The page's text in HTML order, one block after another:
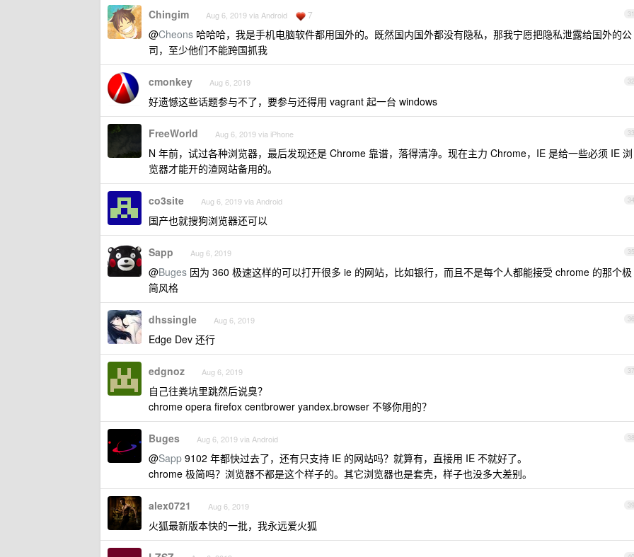
31
Chingim Aug 6, 2019 via Android 7
@Cheons 哈哈哈，我是手机电脑软件都用国外的。既然国内国外都没有隐私，那我宁愿把隐私泄露给国外的公
司，至少他们不能跨国抓我
32
cmonkey Aug 6, 2019
好遗憾这些话题参与不了，要参与还得用 vagrant 起一台 windows
33
FreeWorld Aug 6, 2019 via iPhone
N 年前，试过各种浏览器，最后发现还是 Chrome 靠谱，落得清净。现在主力 Chrome，IE 是给一些必须 IE 浏
览器才能开的渣网站备用的。
34
co3site Aug 6, 2019 via Android
国产也就搜狗浏览器还可以
35
Sapp Aug 6, 2019
@Buges 因为 360 极速这样的可以打开很多 ie 的网站，比如银行，而且不是每个人都能接受 chrome 的那个极
简风格
36
dhssingle Aug 6, 2019
Edge Dev 还行
37
edgnoz Aug 6, 2019
自己往粪坑里跳然后说臭？
chrome opera firefox centbrower yandex.browser 不够你用的？
38
Buges Aug 6, 2019 via Android
@Sapp 9102 年都快过去了，还有只支持 IE 的网站吗？就算有，直接用 IE 不就好了。
chrome 极简吗？浏览器不都是这个样子的。其它浏览器也是套壳，样子也没多大差别。
39
alex0721 Aug 6, 2019
火狐最新版本快的一批，我永远爱火狐